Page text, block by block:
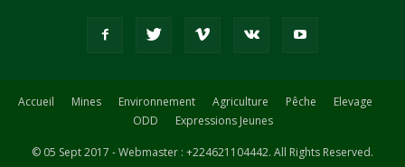
Accueil Mines Environnement Agriculture Pêche
Elevage
ODD
Expressions Jeunes
© 05 Sept 2017 - Webmaster : +224621104442. All Rights Reserved.